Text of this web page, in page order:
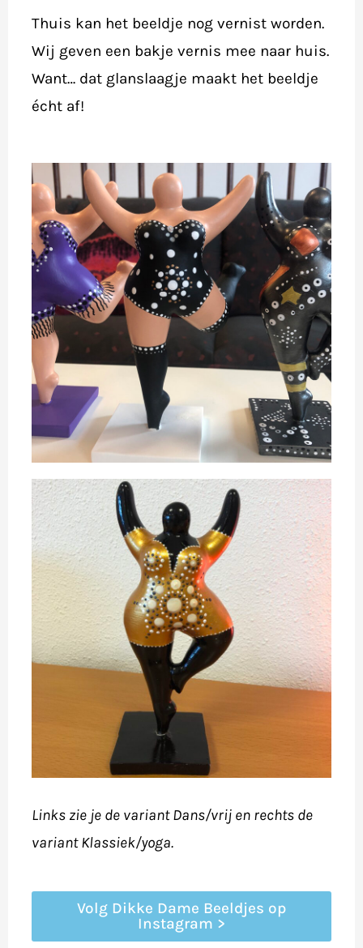
Thuis kan het beeldje nog vernist worden.
Wij geven een bakje vernis mee naar huis.
Want… dat glanslaagje maakt het beeldje
écht af!
Links zie je de variant Dans/vrij en rechts de
variant Klassiek/yoga.
Volg Dikke Dame Beeldjes op
Instagram >